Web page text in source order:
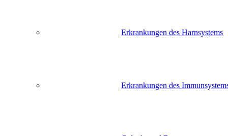
Erkrankungen des Harnsystems
Erkrankungen des